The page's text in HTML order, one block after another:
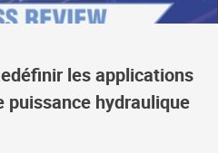
les applications
puissance hydraulique